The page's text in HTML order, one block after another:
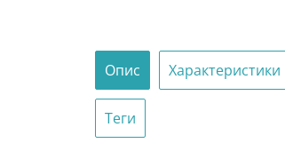
Опис Характеристики
Теги